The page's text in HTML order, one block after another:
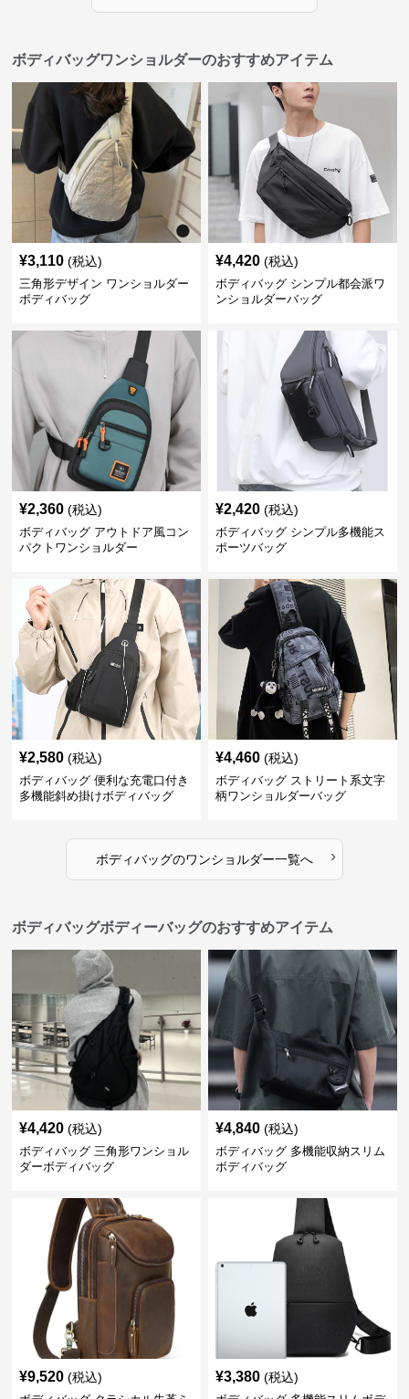
ボディバッグワンショルダーのおすすめアイテム
¥3,110 (税込)
三角形デザイン ワンショルダー
ボディバッグ
¥4,420 (税込)
ボディバッグ シンプル都会派ワ
ンショルダーバッグ
¥2,360 (税込)
ボディバッグ アウトドア風コン
パクトワンショルダー
¥2,420 (税込)
ボディバッグ シンプル多機能ス
ポーツバッグ
¥2,580 (税込)
ボディバッグ 便利な充電口付き
多機能斜め掛けボディバッグ
¥4,460 (税込)
ボディバッグ ストリート系文字
柄ワンショルダーバッグ
ボディバッグのワンショルダー一覧へ ›
ボディバッグボディーバッグのおすすめアイテム
¥4,420 (税込)
ボディバッグ 三角形ワンショル
ダーボディバッグ
¥4,840 (税込)
ボディバッグ 多機能収納スリム
ボディバッグ
¥9,520 (税込) ¥3,380 (税込)